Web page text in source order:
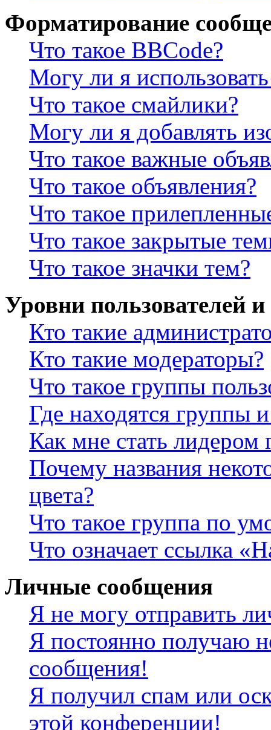
Форматирование
Что такое BBCode?
Могу ли я
Что такое смайлики?
Могу ли я добавлять
Что такое важные
Что такое объявления?
Что такое
Что такое закрытые
Что такое значки тем?
Уровни пользователей
Кто такие
Кто такие модераторы?
Что такое группы
Где находятся группы
Как мне стать лидером
Почему названия
цвета?
Что такое группа по
Что означает ссылка
Личные сообщения
Я не могу отправить
Я постоянно получаю
сообщения!
Я получил спам или
этой конференции!